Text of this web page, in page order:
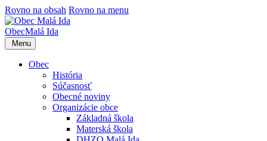
Rovno na obsah Rovno na menu
ObecMalá Ida
Menu
Obec
História
Súčasnosť
Obecné noviny
Organizácie obce
Základná škola
Materská škola